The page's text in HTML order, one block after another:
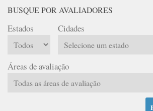
BUSQUE POR AVALIADORES
Estados Cidades
Áreas de avaliação